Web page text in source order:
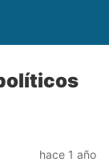
hace 1 año